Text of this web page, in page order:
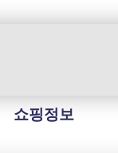
쇼핑정보